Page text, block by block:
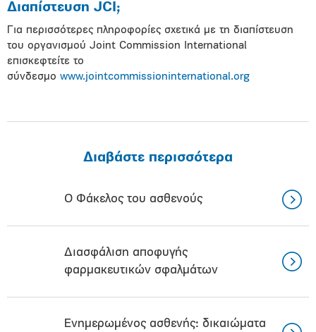
Διαπίστευση JCI;
Για περισσότερες πληροφορίες σχετικά με τη διαπίστευση
του οργανισμού Joint Commission International
επισκεφτείτε το
σύνδεσμο www.jointcommissioninternational.org
Διαβάστε περισσότερα
Ο Φάκελος του ασθενούς
Διασφάλιση αποφυγής
φαρμακευτικών σφαλμάτων
Ενημερωμένος ασθενής: δικαιώματα